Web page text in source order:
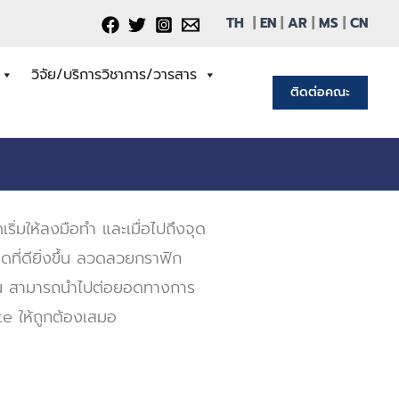
TH EN AR MS CN
วิจัย/บริการวิชาการ/วารสาร
ติดต่อคณะ
ให้ลงมือทำ และเมื่อไปถึงจุด
ดที่ดียิ่งขึ้น ลวดลวยกราฟิก
ามารถนำไปต่อยอดทางการ
ให้ถูกต้องเสมอ